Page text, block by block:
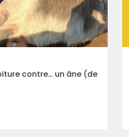
contre… un âne (de